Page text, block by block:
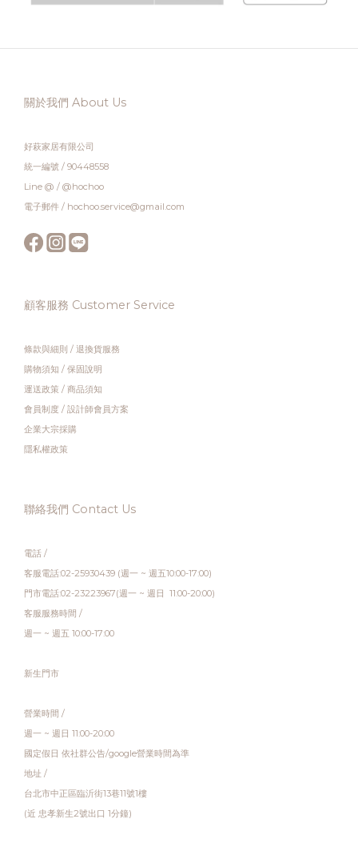
關於我們 About Us
好萩家居有限公司
統一編號 / 90448558
Line @ / @hochoo
電子郵件 / hochoo.service@gmail.com
顧客服務 Customer Service
條款與細則 / 退換貨服務
購物須知 / 保固說明
運送政策 / 商品須知
會員制度 / 設計師會員方案
企業大宗採購
隱私權政策
聯絡我們 Contact Us
電話 /
客服電話:02-25930439 (週一 ~ 週五10:00-17:00)
門市電話:02-23223967(週一 ~ 週日 11:00-20:00)
客服服務時間 /
週一 ~ 週五 10:00-17:00
新生門市
營業時間 /
週一 ~ 週日 11:00-20:00
國定假日 依社群公告/google營業時間為準
地址 /
台北市中正區臨沂街13巷11號1樓
(近 忠孝新生2號出口 1分鐘)